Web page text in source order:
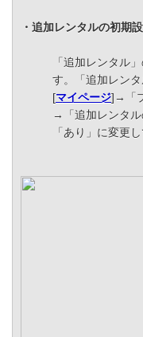
・追加レンタルの初期
「追加レンタル
す。「追加レンタ
[マイページ]→「
→「追加レンタ
「あり」に変更